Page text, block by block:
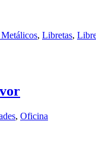
, Libretas,
, Oficina